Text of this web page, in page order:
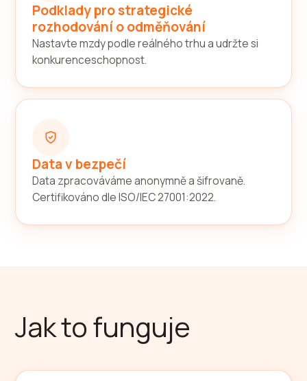
Podklady pro strategické
rozhodování o odměňování
Nastavte mzdy podle reálného trhu a udržte si
konkurenceschopnost.
Data v bezpečí
Data zpracováváme anonymně a šifrovaně.
Certifikováno dle ISO/IEC 27001:2022.
Jak to funguje